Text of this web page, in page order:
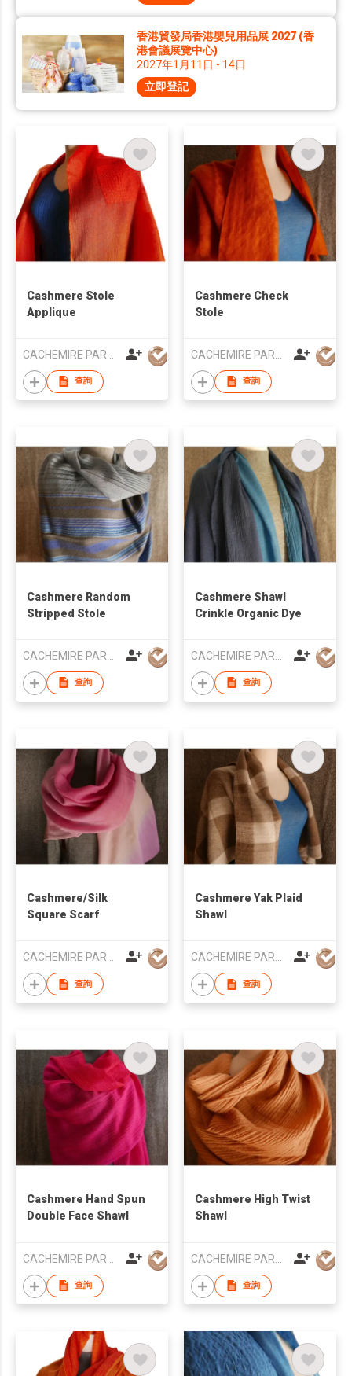
香港貿發局香港嬰兒用品展 2027 (香
港會議展覽中心)
2027年1月11日 - 14日
立即登記
Cashmere Stole
Applique
查詢
Cashmere Check
Stole
查詢
Cashmere Random
Stripped Stole
查詢
Cashmere Shawl
Crinkle Organic Dye
查詢
Cashmere/Silk
Square Scarf
CACHEMIRE PARACHUTE
查詢
Cashmere Yak Plaid
Shawl
CACHEMIRE PARACHUTE
查詢
Cashmere Hand Spun
Double Face Shawl
查詢
Cashmere High Twist
Shawl
查詢